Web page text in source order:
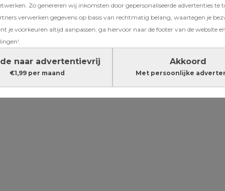
Zo genereren wij inkomsten door gepersonaliseerde advertenties te
verwerken gegevens op basis van rechtmatig belang, waartegen je
je voorkeuren altijd aanpassen; ga hiervoor naar de footer van de website
naar advertentievrij
€1,99 per maand
Akkoord
Met persoonlijke
Lees verder onder de advertentie